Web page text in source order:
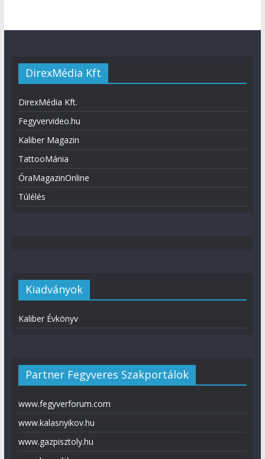
DirexMédia Kft
DirexMédia Kft.
Fegyvervideo.hu
Kaliber Magazin
TattooMánia
ÓraMagazinOnline
Túlélés
Kiadványok
Kaliber Évkönyv
Partner Fegyveres Szakportálok
www.fegyverforum.com
www.kalasnyikov.hu
www.gazpisztoly.hu